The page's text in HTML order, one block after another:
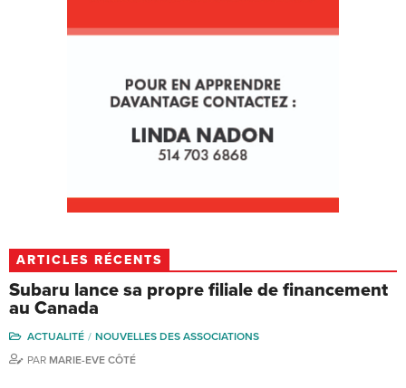
ARTICLES RÉCENTS
Subaru lance sa propre filiale de financement
au Canada
ACTUALITÉ
NOUVELLES DES ASSOCIATIONS
PAR MARIE-EVE CÔTÉ